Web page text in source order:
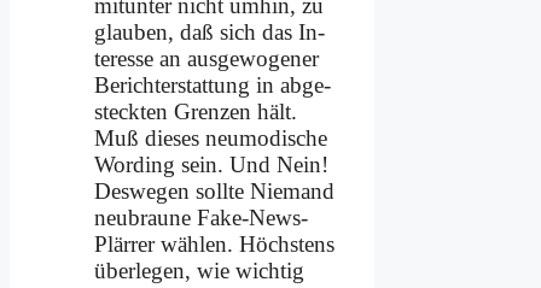
mit­un­ter nicht um­hin, zu
glau­ben, daß sich das In­
ter­es­se an aus­ge­wo­ge­ner
Be­richt­erstat­tung in ab­ge­
steck­ten Gren­zen hält.
Muß die­ses neu­mo­di­sche
Wor­ding sein. Und Nein!
Des­we­gen soll­te Nie­mand
neu­brau­ne Fake-News-
Plär­rer wäh­len. Höch­stens
über­le­gen, wie wich­tig